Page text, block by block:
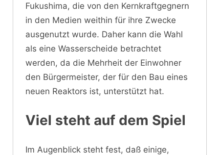
Fukushima, die von den Kernkraftgegnern
in den Medien weithin für ihre Zwecke
ausgenutzt wurde. Daher kann die Wahl
als eine Wasserscheide betrachtet
werden, da die Mehrheit der Einwohner
den Bürgermeister, der für den Bau eines
neuen Reaktors ist, unterstützt hat.
Viel steht auf dem Spiel
Im Augenblick steht fest, daß einige,